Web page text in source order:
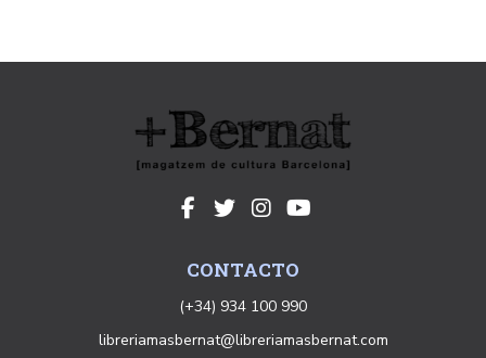
CONTACTO
(+34) 934 100 990
libreriamasbernat@libreriamasbernat.com